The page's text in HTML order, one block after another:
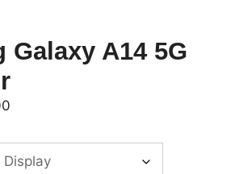
Galaxy A14 5G
bis
€120,00